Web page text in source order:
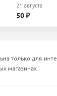
21 августа
50 ₽
только для
магазинах